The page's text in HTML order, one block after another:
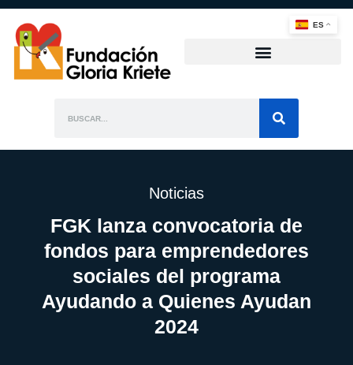
Noticias
FGK lanza convocatoria de
fondos para emprendedores
sociales del programa
Ayudando a Quienes Ayudan
2024
ES